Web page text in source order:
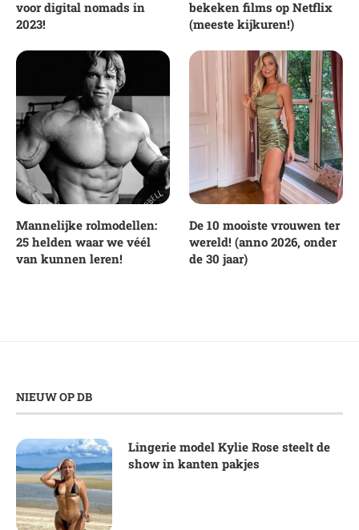
voor digital nomads in
2023!
bekeken films op Netflix
(meeste kijkuren!)
Mannelijke rolmodellen:
25 helden waar we véél
van kunnen leren!
De 10 mooiste vrouwen ter
wereld! (anno 2026, onder
de 30 jaar)
NIEUW OP DB
Lingerie model Kylie Rose steelt de
show in kanten pakjes